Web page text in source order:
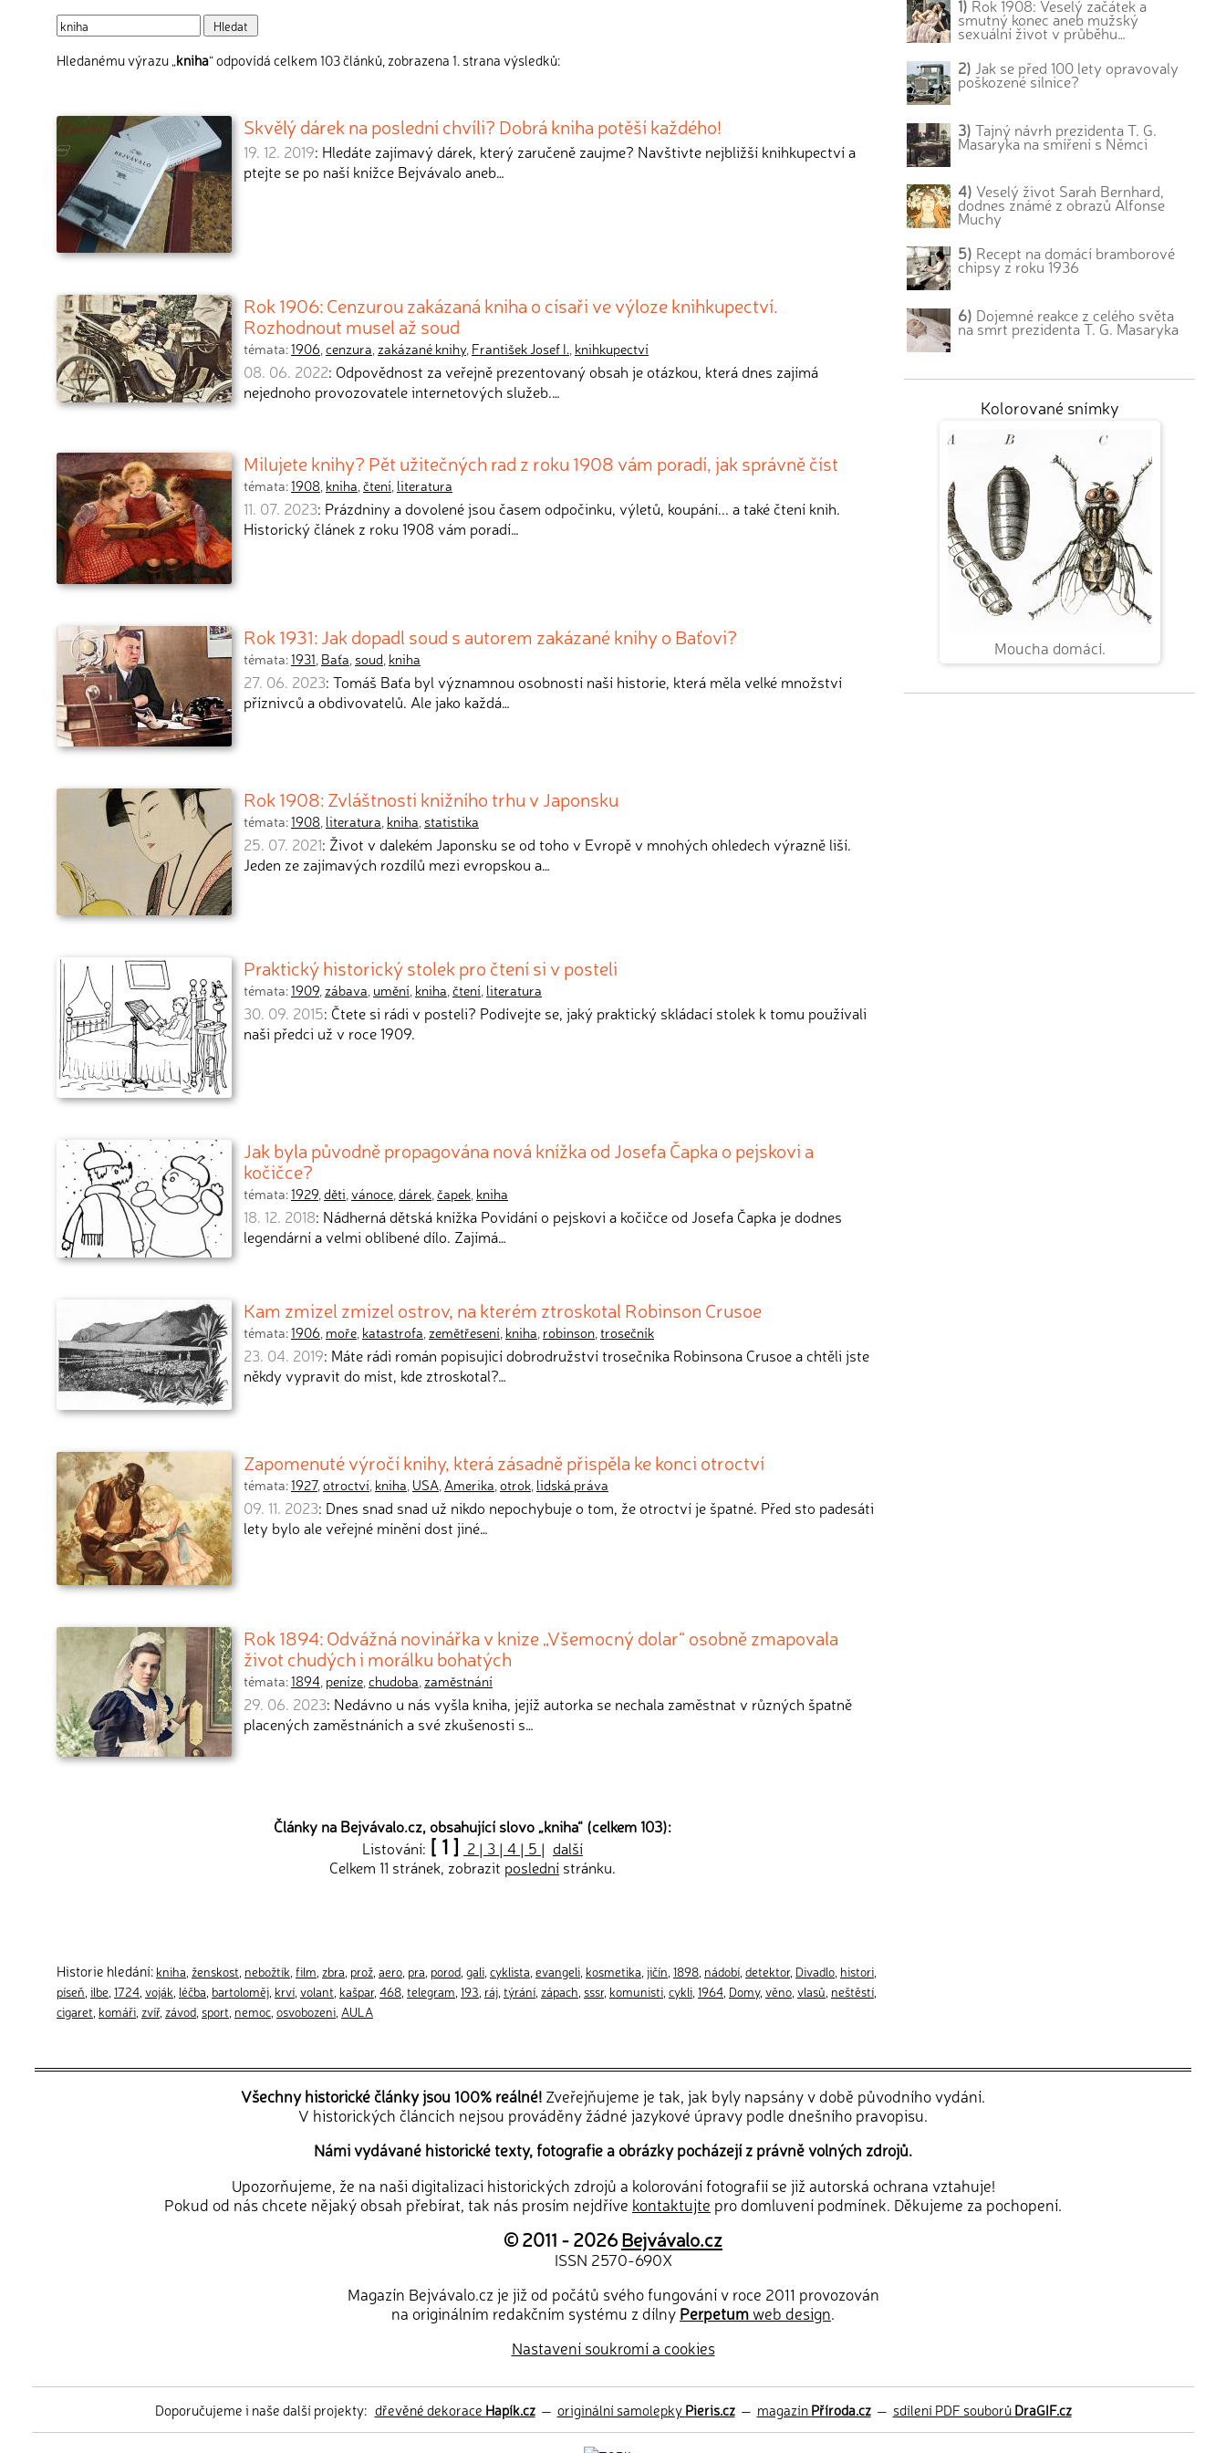
Hledanému výrazu „kniha“ odpovídá celkem 103 článků, zobrazena 1. strana výsledků:
Skvělý dárek na poslední chvíli? Dobrá kniha potěší každého!
19. 12. 2019: Hledáte zajímavý dárek, který zaručeně zaujme? Navštivte nejbližší knihkupectví a
ptejte se po naší knížce Bejvávalo aneb…
Rok 1906: Cenzurou zakázaná kniha o císaři ve výloze knihkupectví.
Rozhodnout musel až soud
témata:1906,cenzura, zakázané knihy, František Josef I., knihkupectví
08. 06. 2022: Odpovědnost za veřejně prezentovaný obsah je otázkou, která dnes zajímá
nejednoho provozovatele internetových služeb.…
Milujete knihy? Pět užitečných rad z roku 1908 vám poradí, jak správně číst
témata:1908, kniha,čtení, literatura
11. 07. 2023: Prázdniny a dovolené jsou časem odpočinku, výletů, koupání... a také čtení knih.
Historický článek z roku 1908 vám poradí…
Rok 1931: Jak dopadl soud s autorem zakázané knihy o Baťovi?
témata:1931, Baťa, soud, kniha
27. 06. 2023: Tomáš Baťa byl významnou osobností naší historie, která měla velké množství
příznivců a obdivovatelů. Ale jako každá…
Rok 1908: Zvláštnosti knižního trhu v Japonsku
témata:1908, literatura, kniha, statistika
25. 07. 2021: Život v dalekém Japonsku se od toho v Evropě v mnohých ohledech výrazně liší.
Jeden ze zajímavých rozdílů mezi evropskou a…
Praktický historický stolek pro čtení si v posteli
témata:1909, zábava, umění, kniha,čtení, literatura
30. 09. 2015: Čtete si rádi v posteli? Podívejte se, jaký praktický skládací stolek k tomu používali
naši předci už v roce 1909.
Jak byla původně propagována nová knížka od Josefa Čapka o pejskovi a
kočičce?
témata:1929,děti,vánoce,dárek,čapek, kniha
18. 12. 2018: Nádherná dětská knížka Povídání o pejskovi a kočičce od Josefa Čapka je dodnes
legendární a velmi oblíbené dílo. Zajímá…
Kam zmizel zmizel ostrov, na kterém ztroskotal Robinson Crusoe
témata:1906, moře, katastrofa, zemětřesení, kniha, robinson,trosečník
23. 04. 2019: Máte rádi román popisující dobrodružství trosečníka Robinsona Crusoe a chtěli jste
někdy vypravit do míst, kde ztroskotal?…
Zapomenuté výročí knihy, která zásadně přispěla ke konci otroctví
témata:1927,otroctví, kniha, USA,Amerika,otrok, lidská práva
09. 11. 2023: Dnes snad snad už nikdo nepochybuje o tom, že otroctví je špatné. Před sto padesáti
lety bylo ale veřejné mínění dost jiné…
Rok 1894: Odvážná novinářka v knize „Všemocný dolar“ osobně zmapovala
život chudých i morálku bohatých
témata:1894, peníze,chudoba, zaměstnání
29. 06. 2023: Nedávno u nás vyšla kniha, jejíž autorka se nechala zaměstnat v různých špatně
placených zaměstnáních a své zkušenosti s…
Články na Bejvávalo.cz, obsahující slovo „kniha“ (celkem 103):
Listování: [ 1 ] 2 | 3 | 4 | 5 | další
Celkem 11 stránek, zobrazit poslední stránku.
Historie hledání: kniha ženskost nebožtík film zbra prož aero pra porod gali cyklista evangeli kosmetika jičín 1898 nádobí detektor, Divadlo histori
píseň ilbe 1724 voják léčba bartoloměj krví volant kašpar, 468 telegram 193 ráj týrání zápach sssr, komunisti cykli 1964 Domy, věno vlasů neštěstí
cigaret komáři zvíř, závod sport nemoc osvobozeni AULA
1) Rok 1908: Veselý začátek a
smutný konec aneb mužský
sexuální život v průběhu…
2) Jak se před 100 lety opravovaly
poškozené silnice?
3) Tajný návrh prezidenta T. G.
Masaryka na smíření s Němci
4) Veselý život Sarah Bernhard,
dodnes známé z obrazů Alfonse
Muchy
5) Recept na domácí bramborové
chipsy z roku 1936
6) Dojemné reakce z celého světa
na smrt prezidenta T. G. Masaryka
Kolorované snímky
Moucha domácí.
Všechny historické články jsou 100% reálné! Zveřejňujeme je tak, jak byly napsány v době původního vydání.
V historických článcích nejsou prováděny žádné jazykové úpravy podle dnešního pravopisu.
Námi vydávané historické texty, fotografie a obrázky pocházejí z právně volných zdrojů.
Upozorňujeme, že na naši digitalizaci historických zdrojů a kolorování fotografií se již autorská ochrana vztahuje!
Pokud od nás chcete nějaký obsah přebírat, tak nás prosím nejdříve kontaktujte pro domluvení podmínek. Děkujeme za pochopení.
© 2011 - 2026Bejvávalo.cz
ISSN 2570-690X
Magazín Bejvávalo.cz je již od počátů svého fungování v roce 2011 provozován
na originálním redakčním systému z dílny Perpetumweb design.
Nastavení soukromí a cookies
Doporučujeme i naše další projekty: dřevěné dekorace Hapík.cz— originální samolepkyPieris.cz— magazínPříroda.cz— sdílení PDF souborůDraGIF.cz